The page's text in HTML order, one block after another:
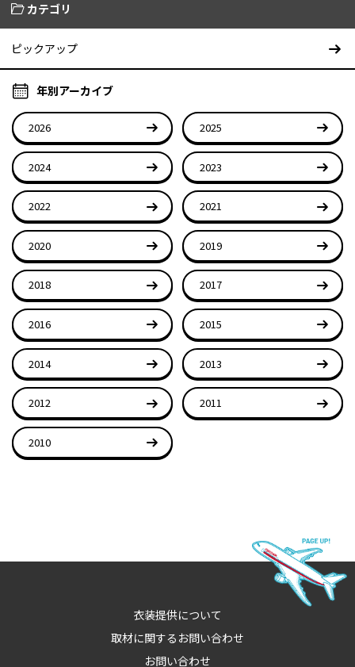
カテゴリ
ピックアップ
年別アーカイブ
2026 2025
2024 2023
2022 2021
2020 2019
2018 2017
2016 2015
2014 2013
2012 2011
2010
衣装提供について
取材に関するお問い合わせ
お問い合わせ